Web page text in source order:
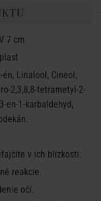
7 cm
én, Linalool, Cineol,
2,3,8,8-tetrametyl-2-
en-1-karbaldehyd,
v ich blízkosti.
reakcie.
očí.